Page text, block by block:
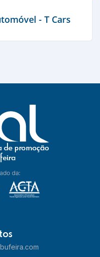
- T Cars